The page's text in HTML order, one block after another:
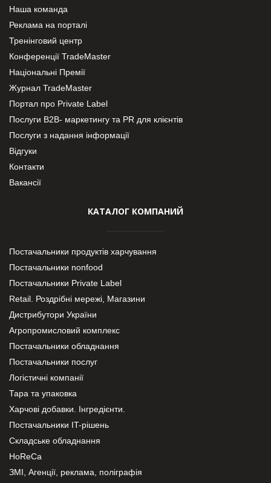
Наша команда
Реклама на порталі
Тренінговий центр
Конференції TradeMaster
Національні Премії
Журнал TradeMaster
Портал про Private Label
Послуги В2В- маркетингу та PR для клієнтів
Послуги з надання інформації
Відгуки
Контакти
Вакансії
КАТАЛОГ КОМПАНИЙ
Постачальники продуктів харчування
Постачальники nonfood
Постачальники Private Label
Retail. Роздрібні мережі, Магазини
Дистрибутори України
Агропромисловий комплекс
Постачальники обладнання
Постачальники послуг
Логістичні компанії
Тара та упаковка
Харчові добавки. Інгредієнти.
Постачальники IT-рішень
Складське обладнання
HoReCa
ЗМІ, Агенції, реклама, поліграфія